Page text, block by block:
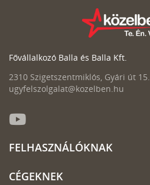
Fővállalkozó Balla és Balla Kft.
2310 Szigetszentmiklós, Gyári út 15.
ugyfelszolgalat@kozelben.hu
FELHASZNÁLÓKNAK
CÉGEKNEK